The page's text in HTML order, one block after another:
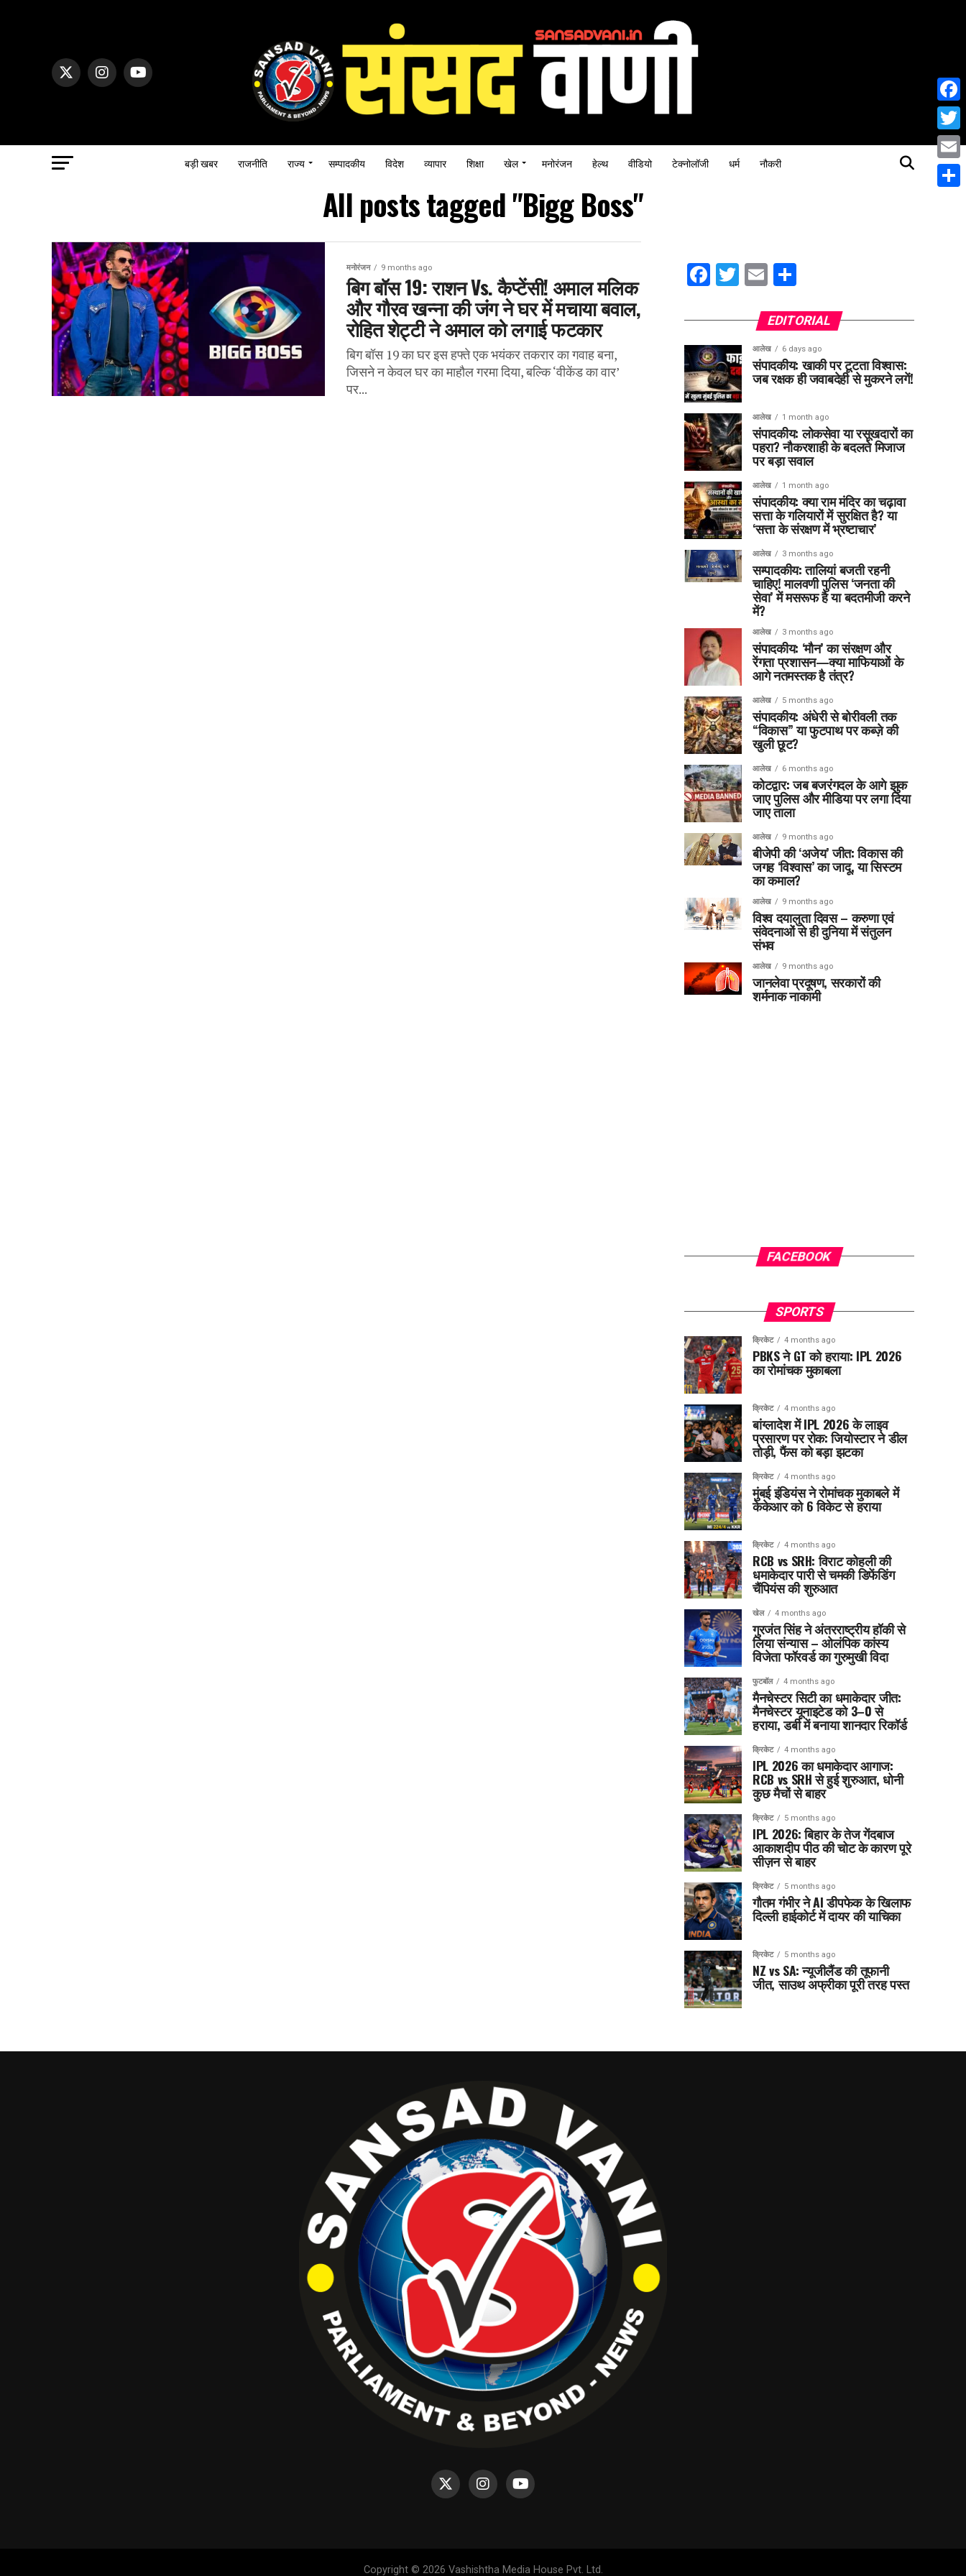
बड़ी खबर राजनीति राज्य सम्पादकीय विदेश व्यापार शिक्षा खेल मनोरंजन हेल्थ वीडियो टेक्नोलॉजी धर्म नौकरी
All posts tagged "Bigg Boss"
मनोरंजन 9 months ago
बिग बॉस 19: राशन Vs. कैप्टेंसी! अमाल मलिक
और गौरव खन्ना की जंग ने घर में मचाया बवाल,
रोहित शेट्टी ने अमाल को लगाई फटकार
बिग बॉस 19 का घर इस हफ्ते एक भयंकर तकरार का गवाह बना,
जिसने न केवल घर का माहौल गरमा दिया, बल्कि ‘वीकेंड का वार’
पर...
Facebook
Twitter
Email
EDITORIAL
आलेख 6 days ago
संपादकीय: खाकी पर टूटता विश्वास:
जब रक्षक ही जवाबदेही से मुकरने लगें!
आलेख 1 month ago
संपादकीय: लोकसेवा या रसूखदारों का
पहरा? नौकरशाही के बदलते मिजाज
पर बड़ा सवाल
आलेख 1 month ago
संपादकीय: क्या राम मंदिर का चढ़ावा
सत्ता के गलियारों में सुरक्षित है? या
‘सत्ता के संरक्षण में भ्रष्टाचार’
आलेख 3 months ago
सम्पादकीय: तालियां बजती रहनी
चाहिए! मालवणी पुलिस ‘जनता की
सेवा’ में मसरूफ है या बदतमीजी करने
में?
आलेख 3 months ago
संपादकीय: ‘मौन’ का संरक्षण और
रेंगता प्रशासन—क्या माफियाओं के
आगे नतमस्तक है तंत्र?
आलेख 5 months ago
संपादकीय: अंधेरी से बोरीवली तक
“विकास” या फुटपाथ पर कब्ज़े की
खुली छूट?
आलेख 6 months ago
कोटद्वार: जब बजरंगदल के आगे झुक
जाए पुलिस और मीडिया पर लगा दिया
जाए ताला
आलेख 9 months ago
बीजेपी की ‘अजेय’ जीत: विकास की
जगह ‘विश्वास’ का जादू, या सिस्टम
का कमाल?
आलेख 9 months ago
विश्व दयालुता दिवस – करुणा एवं
संवेदनाओं से ही दुनिया में संतुलन
संभव
आलेख 9 months ago
जानलेवा प्रदूषण, सरकारों की
शर्मनाक नाकामी
FACEBOOK
SPORTS
क्रिकेट 4 months ago
PBKS ने GT को हराया: IPL 2026
का रोमांचक मुकाबला
क्रिकेट 4 months ago
बांग्लादेश में IPL 2026 के लाइव
प्रसारण पर रोक: जियोस्टार ने डील
तोड़ी, फैंस को बड़ा झटका
क्रिकेट 4 months ago
मुंबई इंडियंस ने रोमांचक मुकाबले में
केकेआर को 6 विकेट से हराया
क्रिकेट 4 months ago
RCB vs SRH: विराट कोहली की
धमाकेदार पारी से चमकी डिफेंडिंग
चैंपियंस की शुरुआत
खेल 4 months ago
गुरजंत सिंह ने अंतरराष्ट्रीय हॉकी से
लिया संन्यास – ओलंपिक कांस्य
विजेता फॉरवर्ड का गुरुमुखी विदा
फुटबॉल 4 months ago
मैनचेस्टर सिटी का धमाकेदार जीत:
मैनचेस्टर यूनाइटेड को 3–0 से
हराया, डर्बी में बनाया शानदार रिकॉर्ड
क्रिकेट 4 months ago
IPL 2026 का धमाकेदार आगाज:
RCB vs SRH से हुई शुरुआत, धोनी
कुछ मैचों से बाहर
क्रिकेट 5 months ago
IPL 2026: बिहार के तेज गेंदबाज
आकाशदीप पीठ की चोट के कारण पूरे
सीज़न से बाहर
क्रिकेट 5 months ago
गौतम गंभीर ने AI डीपफेक के खिलाफ
दिल्ली हाईकोर्ट में दायर की याचिका
क्रिकेट 5 months ago
NZ vs SA: न्यूजीलैंड की तूफानी
जीत, साउथ अफ्रीका पूरी तरह पस्त
Copyright © 2026 Vashishtha Media House Pvt. Ltd.
Email